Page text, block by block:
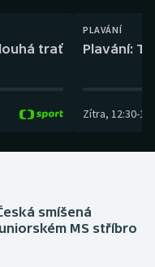
trať
PLAVÁNÍ
Plavání:
Zítra, 12:30-
smíšená
MS stříbro